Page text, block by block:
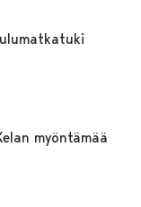
myöntämää